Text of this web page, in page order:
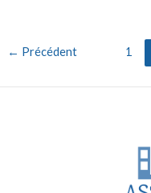
← Précédent 1